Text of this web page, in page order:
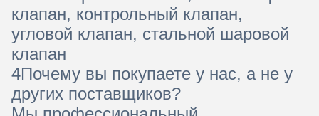
клапан, контрольный клапан,
угловой клапан, стальной шаровой
клапан
4Почему вы покупаете у нас, а не у
других поставщиков?